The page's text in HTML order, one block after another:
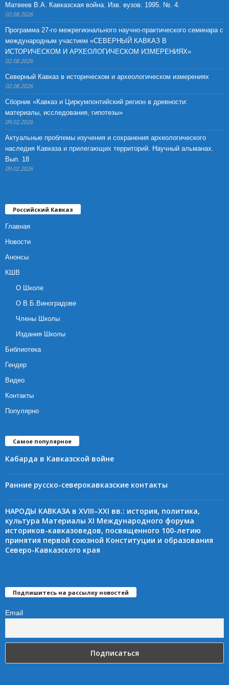
Матвеев В.А. Кавказская война. Изв. вузов. 1995. №. 4.
02.08.2026
Программа 27-го межрегионального научно-практического семинара с
международным участием «СЕВЕРНЫЙ КАВКАЗ В
ИСТОРИЧЕСКОМ И АРХЕОЛОГИЧЕСКОМ ИЗМЕРЕНИЯХ»
02.08.2026
Северный Кавказ в историческом и археологическом измерениях
02.08.2026
Сборник «Кавказ и Циркумпонтийский регион в древности:
материалы, исследования, гипотезы»
09.02.2026
Актуальные проблемы изучения и сохранения археологического
наследия Кавказа и прилегающих территорий. Научный альманах.
Вып. 18
09.02.2026
Российский Кавказ
Главная
Новости
Анонсы
КШВ
О Школе
О В.Б.Виноградове
Члены Школы
Издания Школы
Библиотека
Гендер
Видео
Контакты
Популярно
Самое популярное
Кабарда в Кавказской войне
Ранние русско-северокавказские контакты
НАРОДЫ КАВКАЗА в XVIII–XXI вв.: история, политика,
культура Материалы XI Международного форума
историков-кавказоведов, посвященного 100-летию
принятия первой союзной Конституции и образования
Северо-Кавказского края
Подпишитесь на рассылку новостей
Email